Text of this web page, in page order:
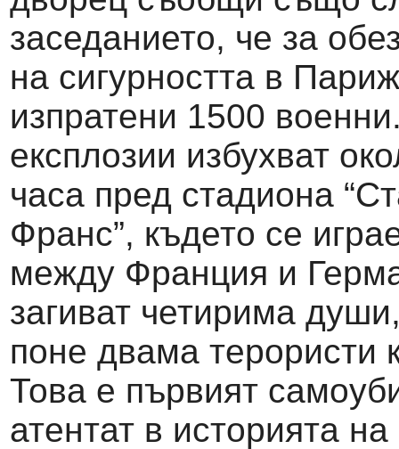
заседанието, че за
на сигурността в
изпратени 1500
експлозии избухват
часа пред стадиона
Франс”, където се
между Франция и
загиват четирима
поне двама терористи
Това е първият
атентат в историята